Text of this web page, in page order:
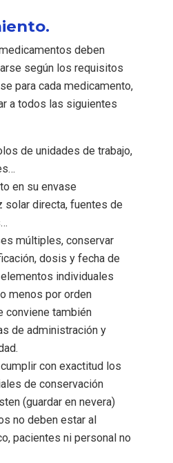
deben
según los requisitos
para cada medicamento,
a todos las siguientes
de unidades de trabajo,
en su envase
solar directa, fuentes de
múltiples, conservar
dosis y fecha de
individuales
menos por orden
conviene también
de administración y
con exactitud los
de conservación
(guardar en nevera)
no deben estar al
pacientes ni personal no